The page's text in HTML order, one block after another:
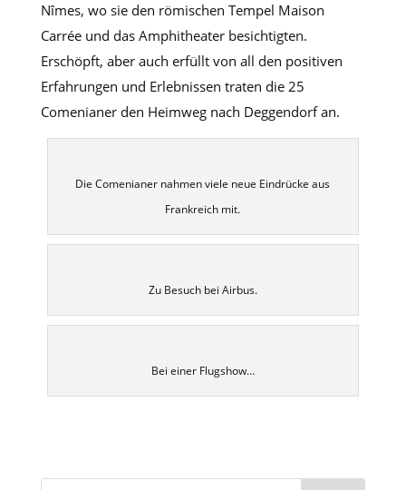
Nîmes, wo sie den römischen Tempel Maison
Carrée und das Amphitheater besichtigten.
Erschöpft, aber auch erfüllt von all den positiven
Erfahrungen und Erlebnissen traten die 25
Comenianer den Heimweg nach Deggendorf an.
Die Comenianer nahmen viele neue Eindrücke aus
Frankreich mit.
Zu Besuch bei Airbus.
Bei einer Flugshow…